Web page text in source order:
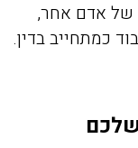
של אדם אחר,
כמתחייב בדין.